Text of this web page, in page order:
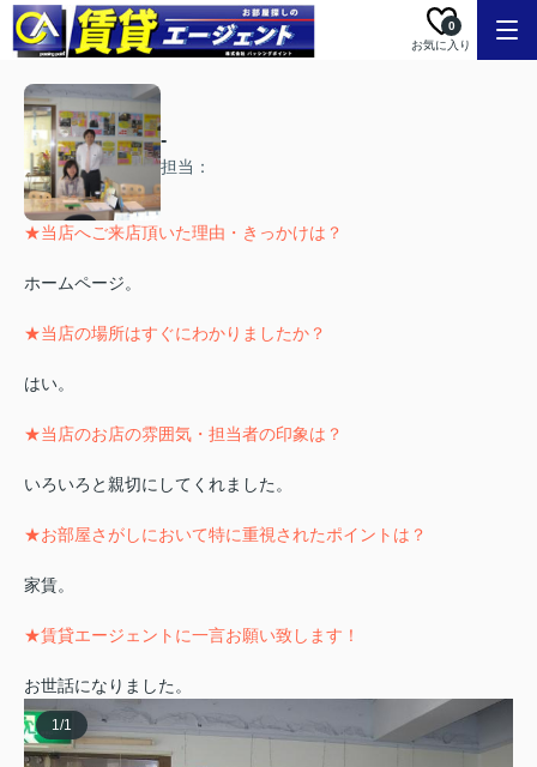
お気に入り
0
-
担当：
★当店へご来店頂いた理由・きっかけは？
ホームページ。
★当店の場所はすぐにわかりましたか？
はい。
★当店のお店の雰囲気・担当者の印象は？
いろいろと親切にしてくれました。
★お部屋さがしにおいて特に重視されたポイントは？
家賃。
★賃貸エージェントに一言お願い致します！
お世話になりました。
1/1